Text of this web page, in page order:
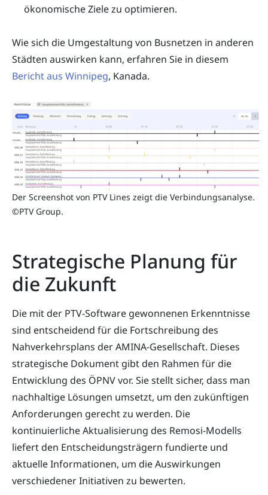
ökonomische Ziele zu optimieren.
Wie sich die Umgestaltung von Busnetzen in anderen
Städten auswirken kann, erfahren Sie in diesem
Bericht aus Winnipeg, Kanada.
Der Screenshot von PTV Lines zeigt die Verbindungsanalyse.
©PTV Group.
Strategische Planung für
die Zukunft
Die mit der PTV-Software gewonnenen Erkenntnisse
sind entscheidend für die Fortschreibung des
Nahverkehrsplans der AMINA-Gesellschaft. Dieses
strategische Dokument gibt den Rahmen für die
Entwicklung des ÖPNV vor. Sie stellt sicher, dass man
nachhaltige Lösungen umsetzt, um den zukünftigen
Anforderungen gerecht zu werden. Die
kontinuierliche Aktualisierung des Remosi-Modells
liefert den Entscheidungsträgern fundierte und
aktuelle Informationen, um die Auswirkungen
verschiedener Initiativen zu bewerten.